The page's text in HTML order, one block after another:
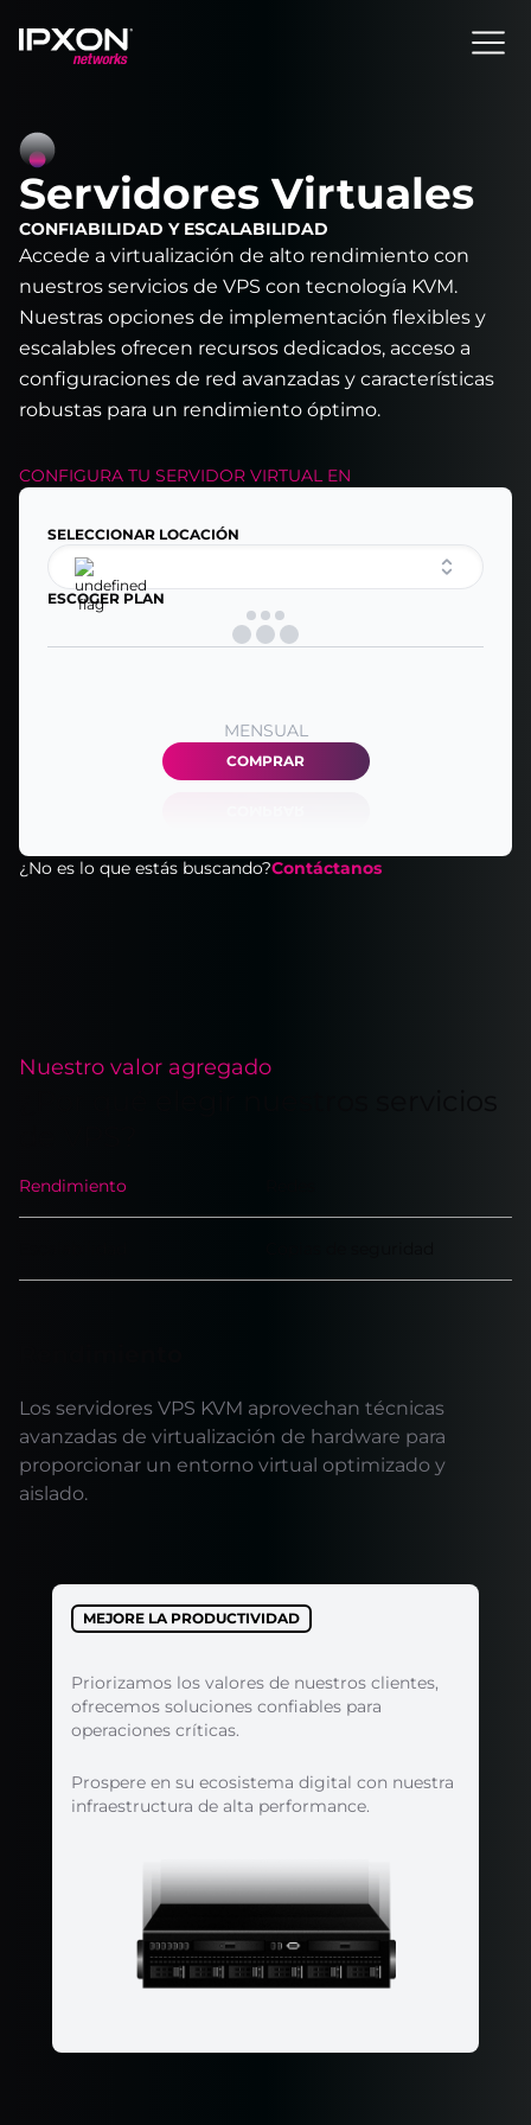
Header
Servidores Virtuales
CONFIABILIDAD Y ESCALABILIDAD
Accede a virtualización de alto rendimiento con
nuestros servicios de VPS con tecnología KVM.
Nuestras opciones de implementación flexibles y
escalables ofrecen recursos dedicados, acceso a
configuraciones de red avanzadas y características
robustas para un rendimiento óptimo.
CONFIGURA TU SERVIDOR VIRTUAL EN
SELECCIONAR LOCACIÓN
ESCOGER PLAN
MENSUAL
COMPRAR
¿No es lo que estás buscando?Contáctanos
Nuestro valor agregado
Rendimiento
Los servidores VPS KVM aprovechan técnicas
avanzadas de virtualización de hardware para
proporcionar un entorno virtual optimizado y
aislado.
MEJORE LA PRODUCTIVIDAD
Priorizamos los valores de nuestros clientes,
ofrecemos soluciones confiables para
operaciones críticas.
Prospere en su ecosistema digital con nuestra
infraestructura de alta performance.